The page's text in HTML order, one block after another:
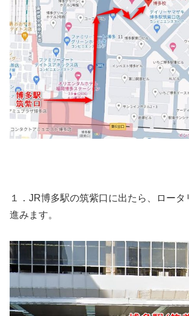
１．JR博多駅の筑紫口に出たら、ロータ
進みます。